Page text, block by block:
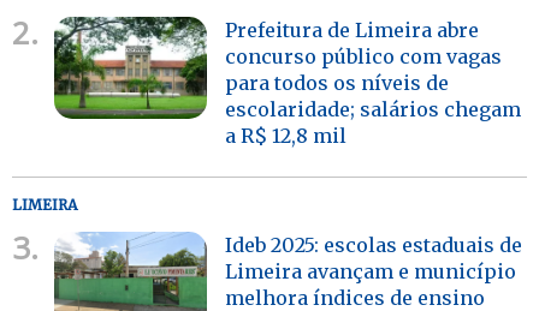
2.
Prefeitura de Limeira abre
concurso público com vagas
para todos os níveis de
escolaridade; salários chegam
a R$ 12,8 mil
LIMEIRA
3.
Ideb 2025: escolas estaduais de
Limeira avançam e município
melhora índices de ensino